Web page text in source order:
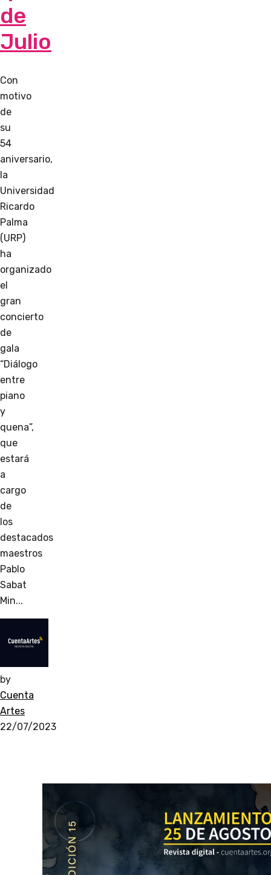
de
Julio
Con
motivo
de
su
54
aniversario,
la
Universidad
Ricardo
Palma
(URP)
ha
organizado
el
gran
concierto
de
gala
“Diálogo
entre
piano
y
quena”,
que
estará
a
cargo
de
los
destacados
maestros
Pablo
Sabat
Min...
by
Cuenta
Artes
22/07/2023